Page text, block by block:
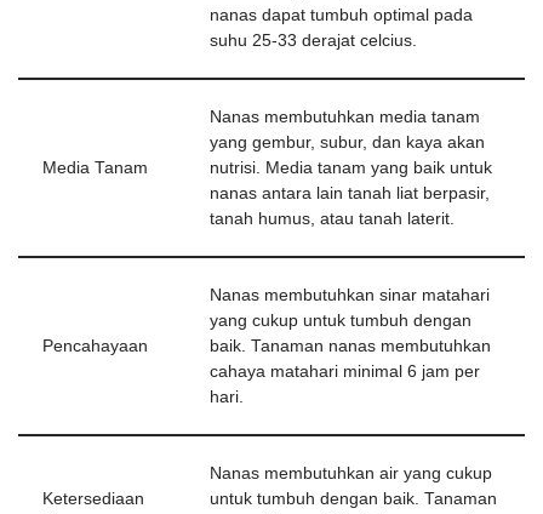
nanas dapat tumbuh optimal pada
suhu 25-33 derajat celcius.
Media Tanam
Nanas membutuhkan media tanam
yang gembur, subur, dan kaya akan
nutrisi. Media tanam yang baik untuk
nanas antara lain tanah liat berpasir,
tanah humus, atau tanah laterit.
Pencahayaan
Nanas membutuhkan sinar matahari
yang cukup untuk tumbuh dengan
baik. Tanaman nanas membutuhkan
cahaya matahari minimal 6 jam per
hari.
Ketersediaan
Nanas membutuhkan air yang cukup
untuk tumbuh dengan baik. Tanaman